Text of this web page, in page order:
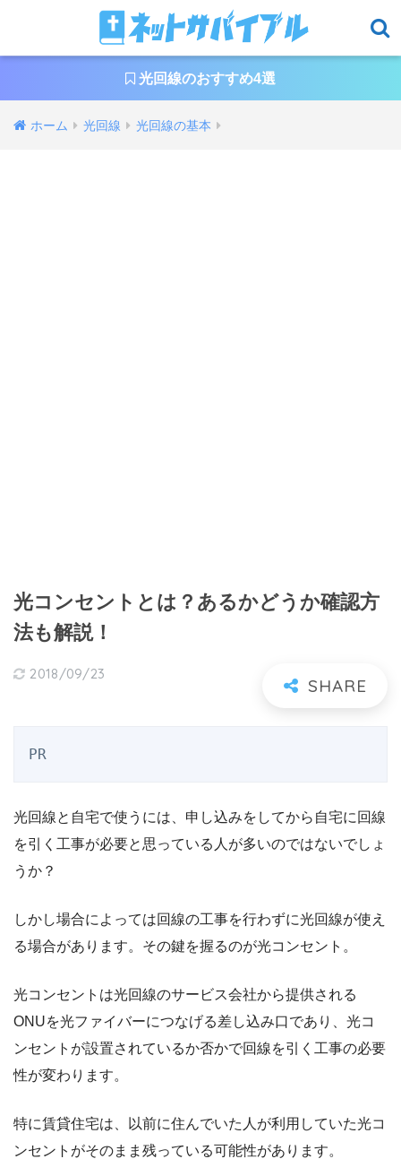
光回線のおすすめ4選
ホーム 光回線 光回線の基本
光コンセントとは？あるかどうか確認方
法も解説！
2018/09/23
PR
光回線と自宅で使うには、申し込みをしてから自宅に回線
を引く工事が必要と思っている人が多いのではないでしょ
うか？
しかし場合によっては回線の工事を行わずに光回線が使え
る場合があります。その鍵を握るのが光コンセント。
光コンセントは光回線のサービス会社から提供される
ONUを光ファイバーにつなげる差し込み口であり、光コ
ンセントが設置されているか否かで回線を引く工事の必要
性が変わります。
特に賃貸住宅は、以前に住んでいた人が利用していた光コ
ンセントがそのまま残っている可能性があります。